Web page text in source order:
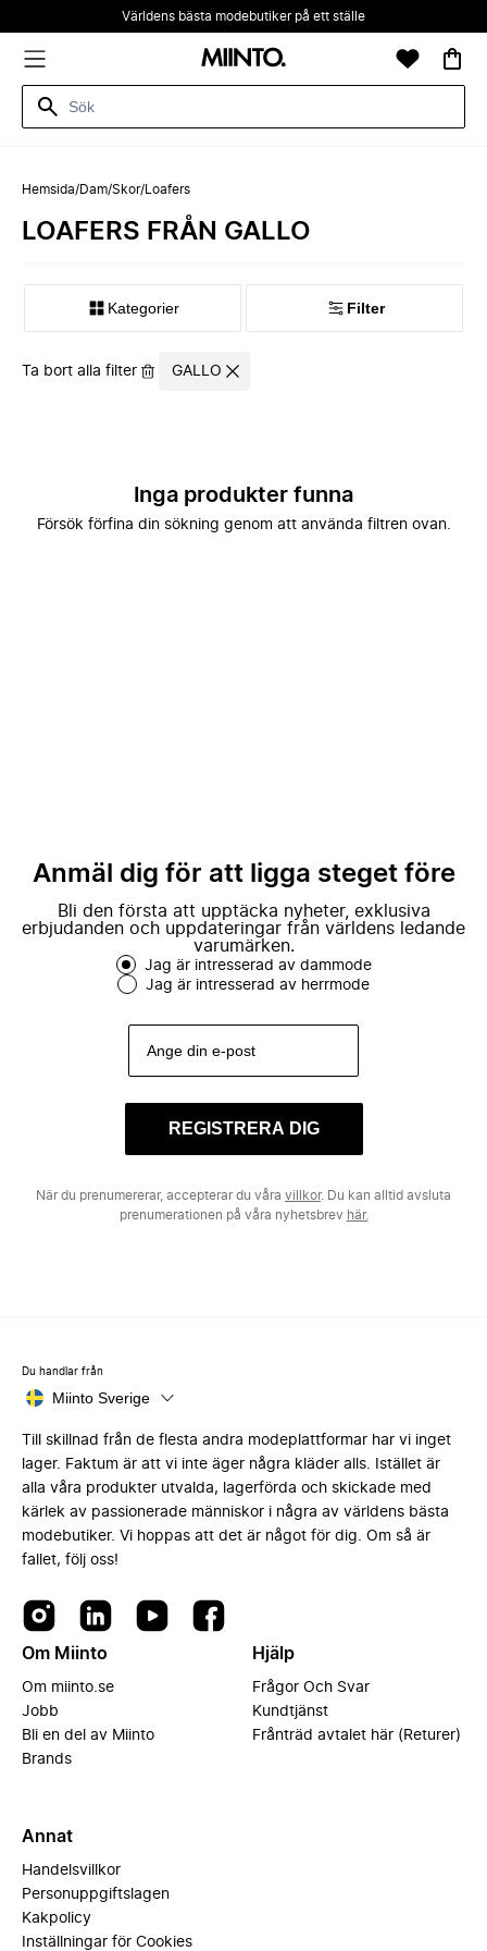
Världens bästa modebutiker på ett ställe
Hemsida/Dam/Skor/ Loafers
LOAFERS FRÅN GALLO
Kategorier Filter
Ta bort alla filter GALLO
Inga produkter funna
Försök förfina din sökning genom att använda filtren ovan.
Anmäl dig för att ligga steget före
Bli den första att upptäcka nyheter, exklusiva
erbjudanden och uppdateringar från världens ledande
varumärken.
Jag är intresserad av dammode
Jag är intresserad av herrmode
REGISTRERA DIG
När du prenumererar, accepterar du våra villkor. Du kan alltid avsluta
prenumerationen på våra nyhetsbrev här.
Du handlar från
Miinto Sverige
Till skillnad från de flesta andra modeplattformar har vi inget
lager. Faktum är att vi inte äger några kläder alls. Istället är
alla våra produkter utvalda, lagerförda och skickade med
kärlek av passionerade människor i några av världens bästa
modebutiker. Vi hoppas att det är något för dig. Om så är
fallet, följ oss!
Om Miinto
Om miinto.se
Jobb
Bli en del av Miinto
Brands
Hjälp
Frågor Och Svar
Kundtjänst
Frånträd avtalet här (Returer)
Annat
Handelsvillkor
Personuppgiftslagen
Kakpolicy
Inställningar för Cookies